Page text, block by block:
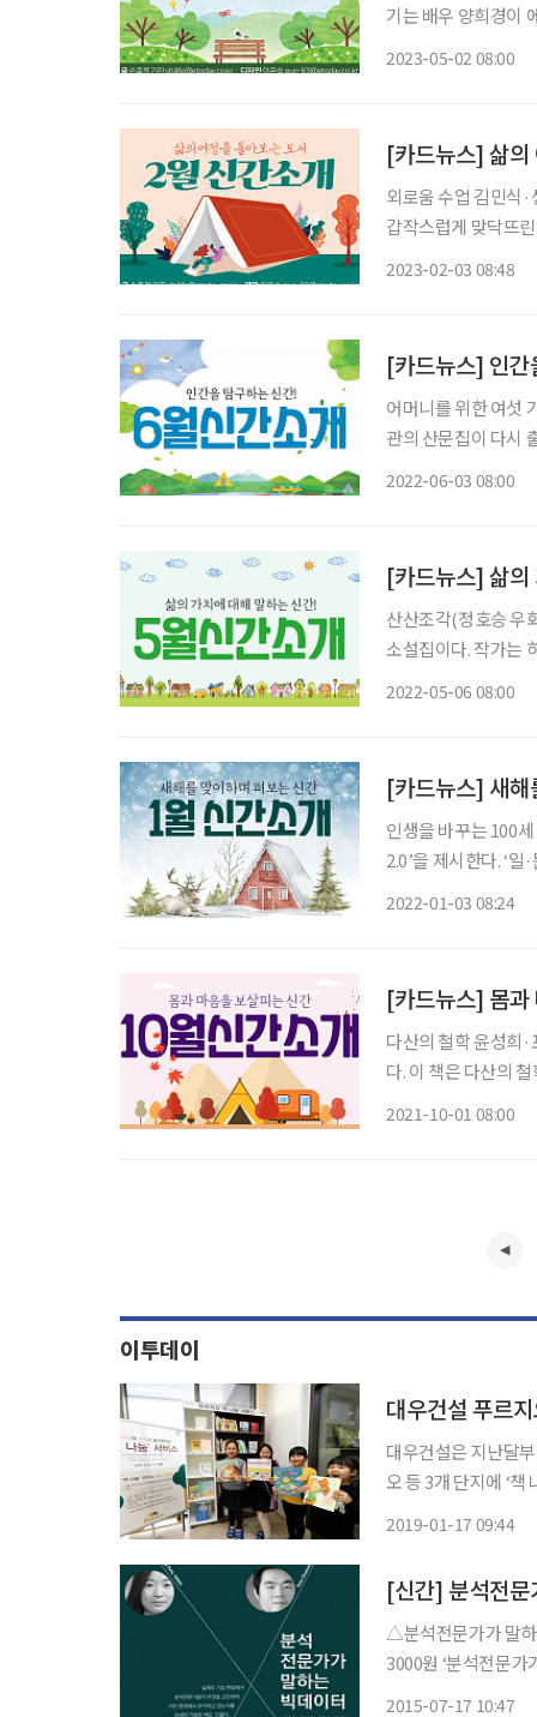
기는 배우 양희경이
2023-05-02 08:00
[카드뉴스] 삶의
외로움 수업 김민식·
갑작스럽게 맞닥뜨
2023-02-03 08:48
[카드뉴스] 인
어머니를 위한 여섯
관의 산문집이 다시
2022-06-03 08:00
[카드뉴스] 삶의
산산조각(정호승 우
소설집이다. 작가는
2022-05-06 08:00
[카드뉴스] 새해
인생을 바꾸는 100
2.0’을 제시한다. ‘
2022-01-03 08:24
[카드뉴스] 몸과
다산의 철학 윤성희
다. 이 책은 다산의
2021-10-01 08:00
이투데이
대우건설 푸르
대우건설은 지난달
오 등 3개 단지에 ‘책 나눔서
2019-01-17 09:44
[신간] 분석전문
△분석전문가가 말
3000원 ‘분석전문가
2015-07-17 10:47